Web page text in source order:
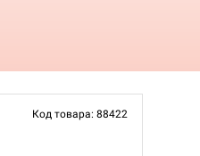
Код товара: 88422